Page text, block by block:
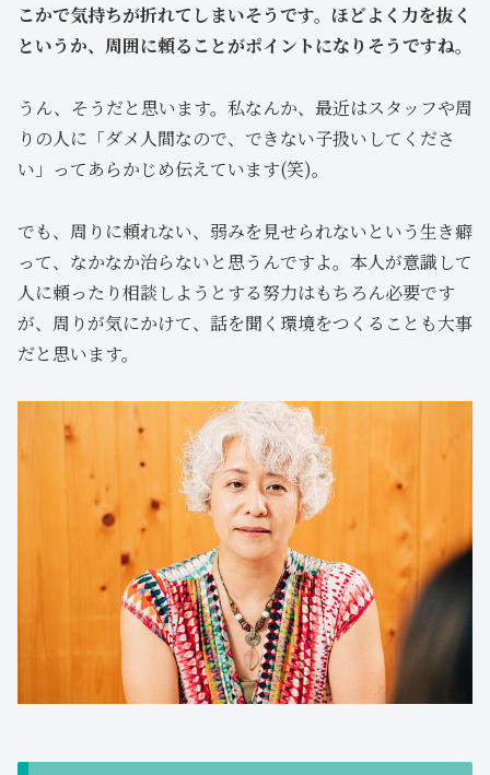
こかで気持ちが折れてしまいそうです。ほどよく力を抜く
というか、周囲に頼ることがポイントになりそうですね。
うん、そうだと思います。私なんか、最近はスタッフや周
りの人に「ダメ人間なので、できない子扱いしてくださ
い」ってあらかじめ伝えています(笑)。
でも、周りに頼れない、弱みを見せられないという生き癖
って、なかなか治らないと思うんですよ。本人が意識して
人に頼ったり相談しようとする努力はもちろん必要です
が、周りが気にかけて、話を聞く環境をつくることも大事
だと思います。